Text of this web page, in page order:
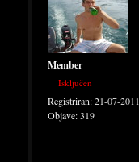
Member
Isključen
Registriran:21-07-2011
Objave:319